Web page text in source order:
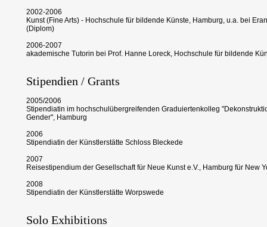
2002-2006
Kunst (Fine Arts) - Hochschule für bildende Künste, Hamburg, u.a. bei
(Diplom)
2006-2007
akademische Tutorin bei Prof. Hanne Loreck, Hochschule für bildende
Stipendien / Grants
2005/2006
Stipendiatin im hochschulübergreifenden Graduiertenkolleg
Gender", Hamburg
2006
Stipendiatin der Künstlerstätte Schloss Bleckede
2007
Reisestipendium der Gesellschaft für Neue Kunst e.V., Hamburg für New
2008
Stipendiatin der Künstlerstätte Worpswede
Solo Exhibitions